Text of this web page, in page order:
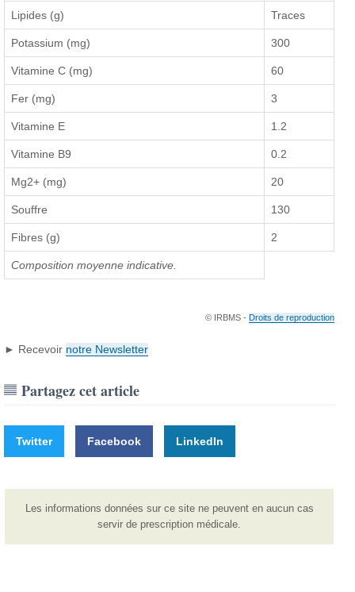
Lipides (g) Traces
Potassium (mg) 300
Vitamine C (mg) 60
Fer (mg) 3
Vitamine E 1.2
Vitamine B9 0.2
Mg2+ (mg) 20
Souffre 130
Fibres (g) 2
Composition moyenne indicative.
© IRBMS - Droits de reproduction
► Recevoir notre Newsletter
Partagez cet article
Twitter Facebook LinkedIn
Les informations données sur ce site ne peuvent en aucun cas
servir de prescription médicale.